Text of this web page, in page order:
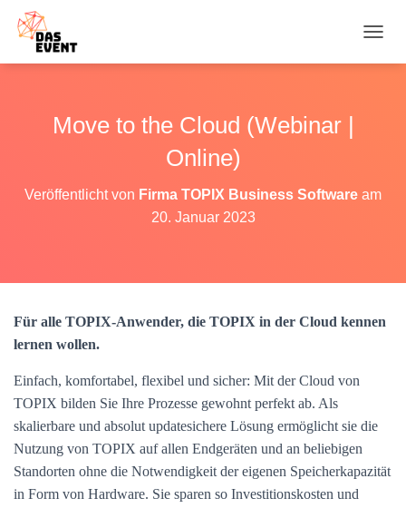
A
N
H
L
Move to the Cloud (Webinar |
Online)
Veröffentlicht von Firma TOPIX Business Software am
20. Januar 2023
Für alle TOPIX-Anwender, die TOPIX in der Cloud kennen
lernen wollen.
Einfach, komfortabel, flexibel und sicher: Mit der Cloud von
TOPIX bilden Sie Ihre Prozesse gewohnt perfekt ab. Als
skalierbare und absolut updatesichere Lösung ermöglicht sie die
Nutzung von TOPIX auf allen Endgeräten und an beliebigen
Standorten ohne die Notwendigkeit der eigenen Speicherkapazität
in Form von Hardware. Sie sparen so Investitionskosten und